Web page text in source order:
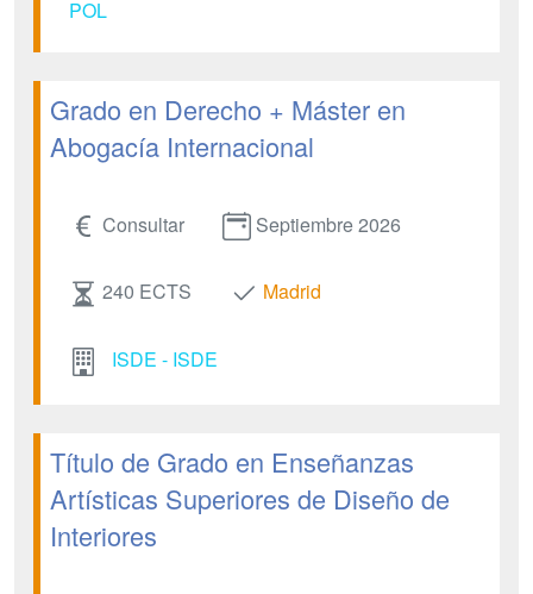
POL
Grado en Derecho + Máster en
Abogacía Internacional
Consultar Septiembre 2026
240 ECTS Madrid
ISDE - ISDE
Título de Grado en Enseñanzas
Artísticas Superiores de Diseño de
Interiores